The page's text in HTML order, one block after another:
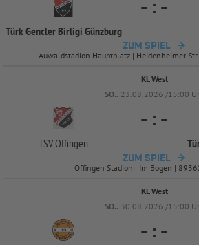
Türk Gencler Birligi Günzburg
- : -
ZUM SPIEL
Auwaldstadion Hauptplatz | Heidenheimer
KL West
SO.. 23.08.2026 /15:00
TSV Offingen
- : -
ZUM SPIEL
Offingen Stadion | Im Bogen |
KL West
SO.. 30.08.2026 /15:00
- : -